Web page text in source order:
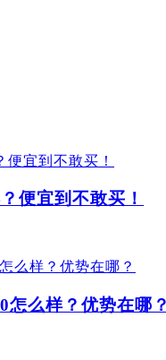
便宜到不敢买！
怎么样？优势在哪？